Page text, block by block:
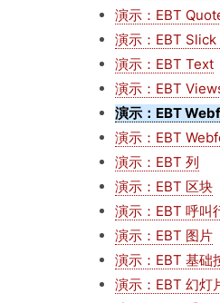
演示：EBT
演示：EBT
演示：EBT Text
演示：EBT
演示：EBT
演示：EBT
演示：EBT 列
演示：EBT 区块
演示：EBT 呼叫
演示：EBT 图片
演示：EBT 基础
演示：EBT 幻灯